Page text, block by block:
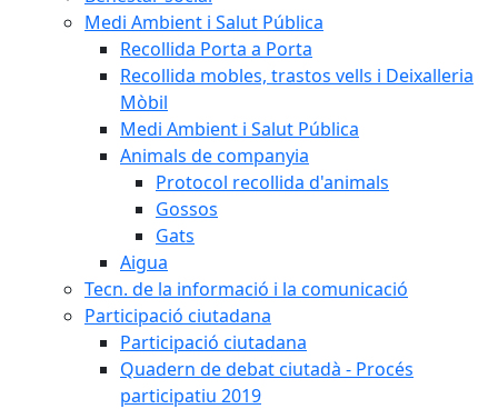
Medi Ambient i Salut Pública
Recollida Porta a Porta
Recollida mobles, trastos vells i Deixalleria
Mòbil
Medi Ambient i Salut Pública
Animals de companyia
Protocol recollida d'animals
Gossos
Gats
Aigua
Tecn. de la informació i la comunicació
Participació ciutadana
Participació ciutadana
Quadern de debat ciutadà - Procés
participatiu 2019